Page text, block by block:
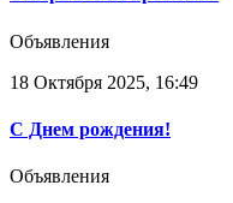
Объявления
18 Октября 2025, 16:49
С Днем рождения!
Объявления